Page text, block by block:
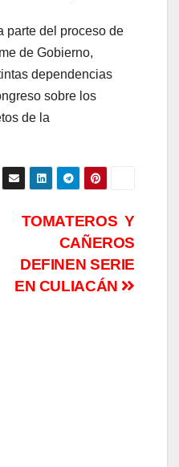
parte del proceso de
de Gobierno,
dependencias
sobre los
de la
TOMATEROS Y
CAÑEROS
DEFINEN SERIE
EN CULIACÁN